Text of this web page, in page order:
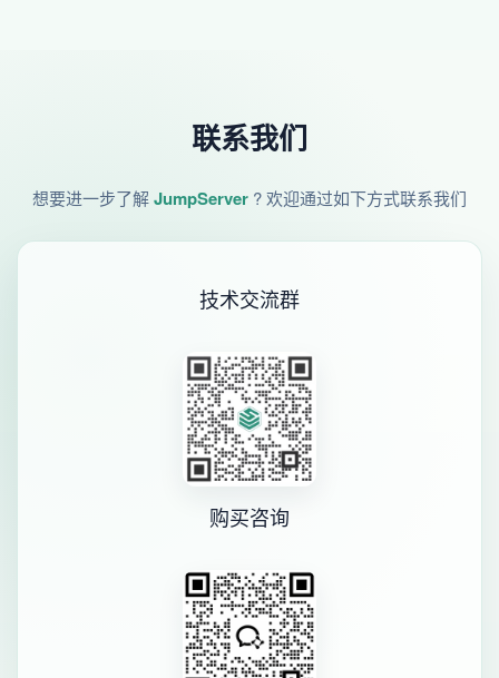
联系我们
想要进一步了解JumpServer ? 欢迎通过如下方式联系我们
技术交流群
购买咨询